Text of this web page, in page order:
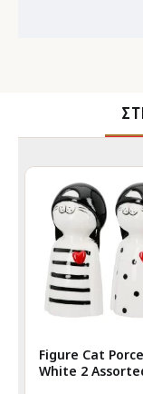
Figure Cat
White 2